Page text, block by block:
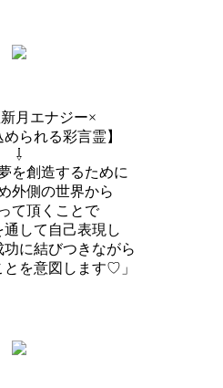
新月エナジー×
られる彩言霊】
⇩
を創造するために
外側の世界から
て頂くことで
して自己表現し
に結びつきながら
とを意図します♡」